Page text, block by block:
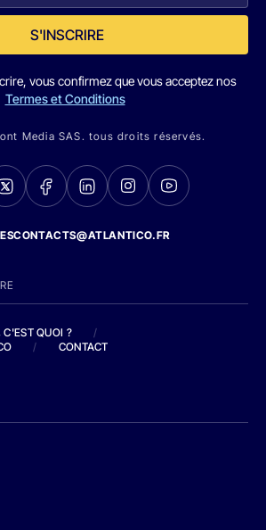
S'INSCRIRE
vous confirmez que vous acceptez nos
Termes et Conditions
Media SAS. tous droits réservés.
C'EST QUOI ?
/
/ CONTACT